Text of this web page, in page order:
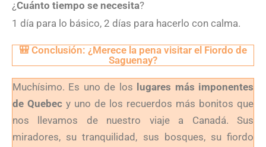
¿Cuánto tiempo se necesita?
1 día para lo básico, 2 días para hacerlo con calma.
🎒 Conclusión: ¿Merece la pena visitar el Fiordo de
Saguenay?
Muchísimo. Es uno de los
lugares más imponentes
de Quebec y uno de los recuerdos más bonitos que
nos llevamos de nuestro viaje a Canadá. Sus
miradores, su tranquilidad, sus bosques, su fiordo